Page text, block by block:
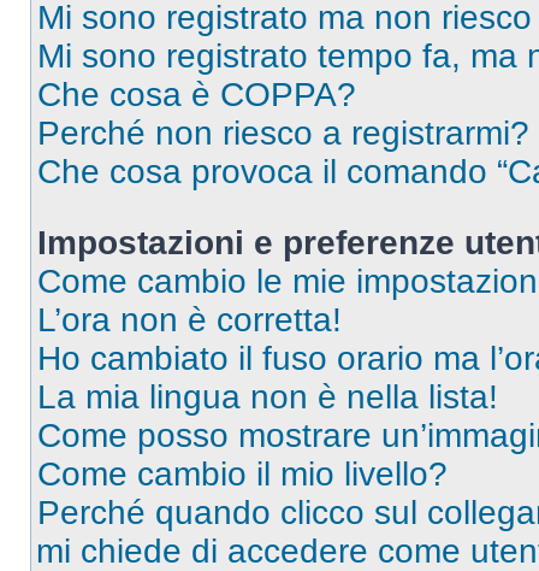
Mi sono registrato ma non
Mi sono registrato tempo fa, ma
Che cosa è COPPA?
Perché non riesco a registrarmi?
Che cosa provoca il comando
Impostazioni e preferenze
Come cambio le mie
L’ora non è corretta!
Ho cambiato il fuso orario ma
La mia lingua non è nella lista!
Come posso mostrare
Come cambio il mio livello?
Perché quando clicco sul
mi chiede di accedere come